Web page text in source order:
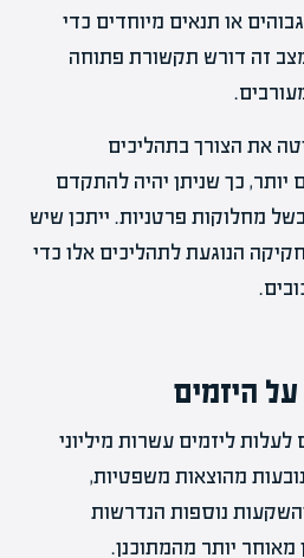
או תנאים מיוחדים כדי
זה דורש תקשורת פתוחה
את הצורך בתהליכים
יותר, כך שניתן יהיה להתקדם
מחלוקות פרטניות. ייתכן שיש
הנוגעת לתהליכים אלו כדי
היזמים
לעלות ליזמים עשרות מיליוני
מהוצאות משפטיות,
נוספות הנדרשות
יותר מהמתוכנן.